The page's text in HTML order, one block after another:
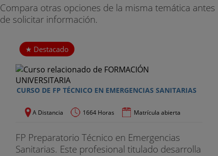
Compara otras opciones de la misma temática antes
de solicitar información.
Destacado
CURSO DE FP TÉCNICO EN EMERGENCIAS SANITARIAS
A Distancia 1664 Horas Matrícula abierta
FP Preparatorio Técnico en Emergencias
Sanitarias. Este profesional titulado desarrolla